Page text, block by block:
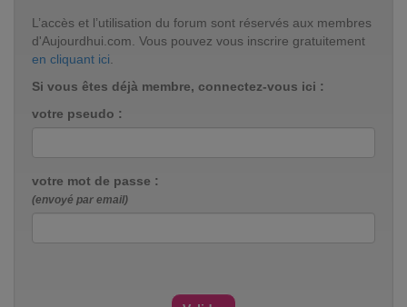
L’accès et l’utilisation du forum sont réservés aux membres
d'Aujourdhui.com. Vous pouvez vous inscrire gratuitement
en cliquant ici.
Si vous êtes déjà membre, connectez-vous ici :
votre pseudo :
votre mot de passe :
(envoyé par email)